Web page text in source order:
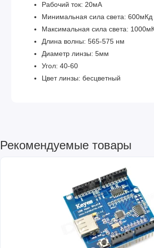
Рабочий ток: 20мА
Минимальная сила света: 600мКд
Максимальная сила света:
Длина волны: 565-575 нм
Диаметр линзы: 5мм
Угол: 40-60
Цвет линзы: бесцветный
Рекомендуемые товары